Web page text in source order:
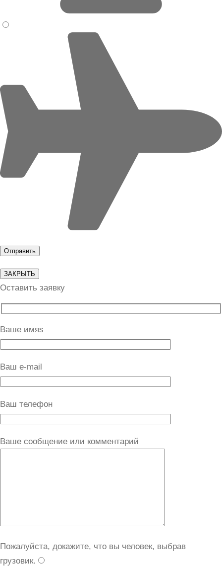
ЗАКРЫТЬ
Оставить заявку
Ваше имяs
Ваш e-mail
Ваш телефон
Ваше сообщение или комментарий
Пожалуйста, докажите, что вы человек, выбрав
грузовик.